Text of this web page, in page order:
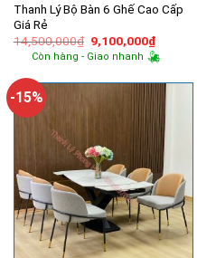
Thanh Lý Bộ Bàn 6 Ghế Cao Cấp
Giá Rẻ
14,500,000₫ Giá
gốc
là:
9,100,000₫Giá
hiện
tại
Còn hàng - Giao nhanh
-15%